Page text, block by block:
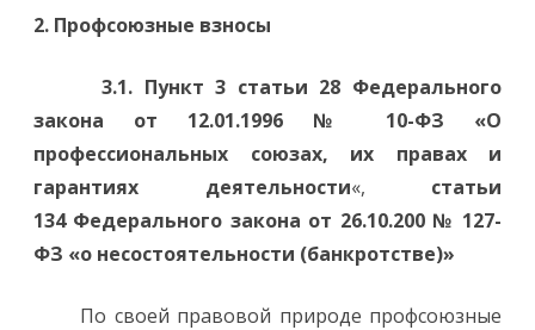
2. Профсоюзные взносы
3.1. Пункт 3 статьи 28 Федерального
закона от 12.01.1996 № 10-ФЗ «О
профессиональных союзах, их правах и
гарантиях деятельности«, статьи
134 Федерального закона от 26.10.200 № 127-
ФЗ «о несостоятельности (банкротстве)»
По своей правовой природе профсоюзные